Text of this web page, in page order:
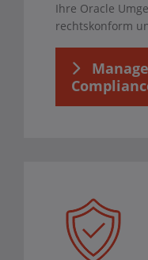
Ihre Oracle
rechtskonform